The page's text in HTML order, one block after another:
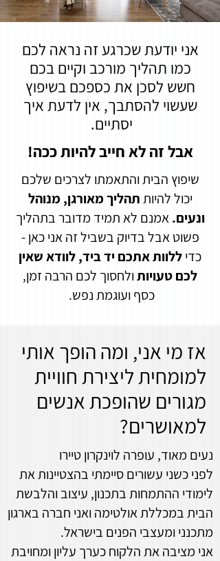
אני יודעת שכרגע זה נראה לכם
כמו תהליך מורכב וקיים בכם
חשש לסכן את כספכם בשיפוץ
שעשוי להסתבך, אין לדעת איך
יסתיים.
אבל זה לא חייב להיות ככה!
שיפוץ הבית והתאמתו לצרכים שלכם
יכול להיותתהליך מאורגן, מנוהל
ונעים.אמנם לא תמיד מדובר בתהליך
פשוט אבל בדיוק בשביל זה אני כאן -
כדיללוות אתכם יד ביד,לוודא שאין
לכם טעויותולחסוך לכם הרבה זמן,
כסף ועוגמת נפש.
אז מי אני, ומה הופך אותי
למומחית ליצירת חוויית
מגורים שהופכת אנשים
למאושרים?
נעים מאוד, עופרה לוינקרון טיירו
לפני כשני עשורים סיימתי בהצטיינות את
לימודי ההתמחות בתכנון, עיצוב והלבשת
הבית במכללת אולטימה ואני חברה בארגון
מתכנני ומעצבי הפנים בישראל.
אני מציבה את הלקוח כערך עליון ומחויבת